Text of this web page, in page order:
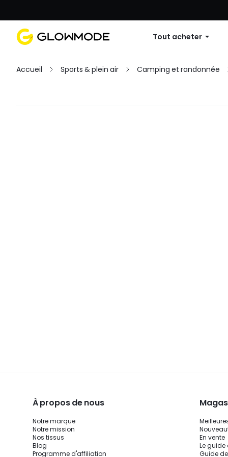
Tout acheter
Accueil Sports & plein air Camping et randonnée
À propos de nous
Notre marque
Notre mission
Nos tissus
Blog
Programme d'affiliation
En vente
Le
Guide